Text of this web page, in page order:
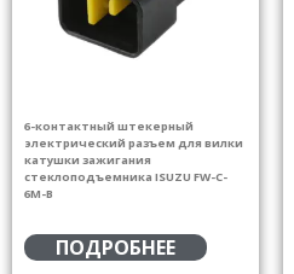
6-контактный штекерный
электрический разъем для вилки
катушки зажигания
стеклоподъемника ISUZU FW-C-
6M-B
ПОДРОБНЕЕ